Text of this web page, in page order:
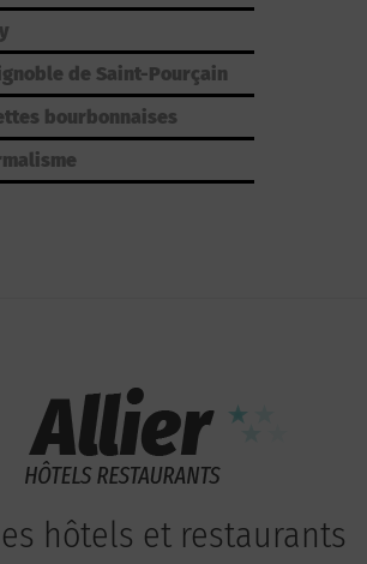
de Saint-Pourçain
bourbonnaises
hôtels et restaurants